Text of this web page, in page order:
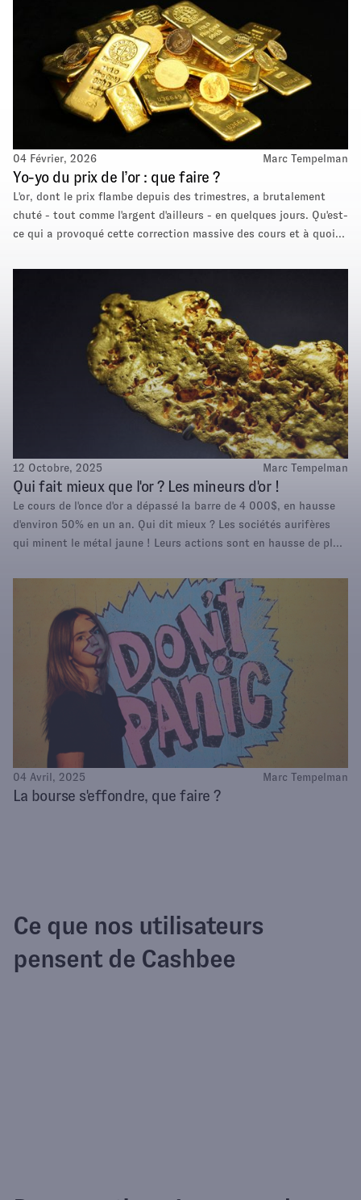
04 Février, 2026 Marc Tempelman
Yo-yo du prix de l’or : que faire ?
L'or, dont le prix flambe depuis des trimestres, a brutalement
chuté - tout comme l'argent d'ailleurs - en quelques jours. Qu'est-
ce qui a provoqué cette correction massive des cours et à quoi
12 Octobre, 2025 Marc Tempelman
Qui fait mieux que l'or ? Les mineurs d'or !
Le cours de l'once d'or a dépassé la barre de 4 000$, en hausse
d'environ 50% en un an. Qui dit mieux ? Les sociétés aurifères
qui minent le métal jaune ! Leurs actions sont en hausse de plus
phénomène ? Et est-il encore temps (et pertinent) d'investir dans
04 Avril, 2025 Marc Tempelman
La bourse s'effondre, que faire ?
Ce que nos utilisateurs
pensent de Cashbee